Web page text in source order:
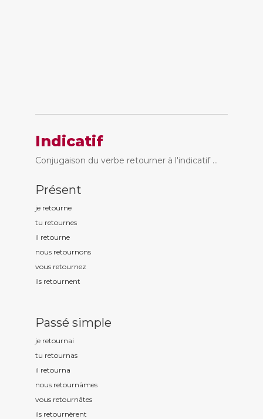
Indicatif
Conjugaison du verbe retourner à l'indicatif ...
Présent
je retourne
tu retournes
il retourne
nous retournons
vous retournez
ils retournent
Passé simple
je retournai
tu retournas
il retourna
nous retournâmes
vous retournâtes
ils retournèrent